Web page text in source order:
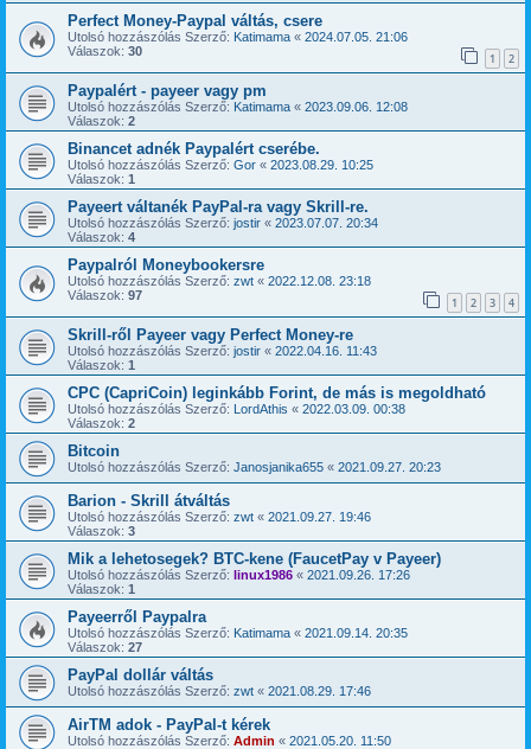
Perfect Money-Paypal váltás, csere
Utolsó hozzászólás Szerző: Katimama « 2024.07.05. 21:06
Válaszok: 30 1 2
Paypalért - payeer vagy pm
Utolsó hozzászólás Szerző: Katimama « 2023.09.06. 12:08
Válaszok: 2
Binancet adnék Paypalért cserébe.
Utolsó hozzászólás Szerző: Gor « 2023.08.29. 10:25
Válaszok: 1
Payeert váltanék PayPal-ra vagy Skrill-re.
Utolsó hozzászólás Szerző: jostir « 2023.07.07. 20:34
Válaszok: 4
Paypalról Moneybookersre
Utolsó hozzászólás Szerző: zwt « 2022.12.08. 23:18
Válaszok: 97 1 2 3 4
Skrill-ről Payeer vagy Perfect Money-re
Utolsó hozzászólás Szerző: jostir « 2022.04.16. 11:43
Válaszok: 1
CPC (CapriCoin) leginkább Forint, de más is megoldható
Utolsó hozzászólás Szerző: LordAthis « 2022.03.09. 00:38
Válaszok: 2
Bitcoin
Utolsó hozzászólás Szerző: Janosjanika655 « 2021.09.27. 20:23
Barion - Skrill átváltás
Utolsó hozzászólás Szerző: zwt « 2021.09.27. 19:46
Válaszok: 3
Mik a lehetosegek? BTC-kene (FaucetPay v Payeer)
Utolsó hozzászólás Szerző: linux1986 « 2021.09.26. 17:26
Válaszok: 1
Payeerről Paypalra
Utolsó hozzászólás Szerző: Katimama « 2021.09.14. 20:35
Válaszok: 27
PayPal dollár váltás
Utolsó hozzászólás Szerző: zwt « 2021.08.29. 17:46
AirTM adok - PayPal-t kérek
Utolsó hozzászólás Szerző: Admin « 2021.05.20. 11:50